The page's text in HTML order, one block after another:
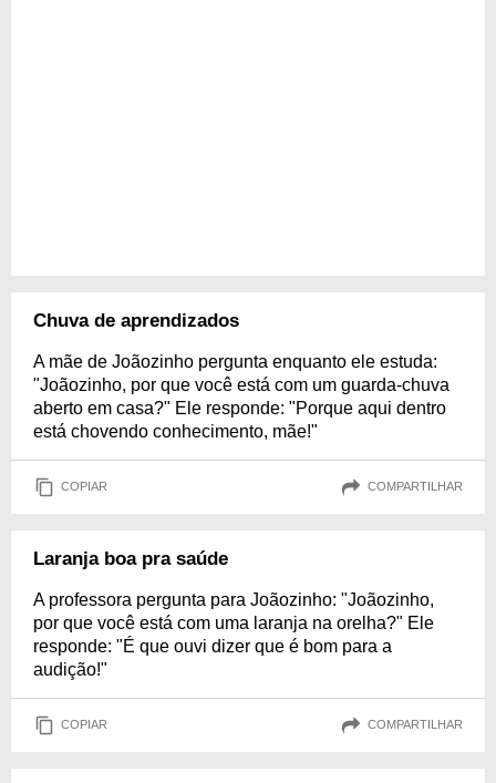
Chuva de aprendizados
A mãe de Joãozinho pergunta enquanto ele estuda:
"Joãozinho, por que você está com um guarda-chuva
aberto em casa?" Ele responde: "Porque aqui dentro
está chovendo conhecimento, mãe!"
COPIAR COMPARTILHAR
Laranja boa pra saúde
A professora pergunta para Joãozinho: "Joãozinho,
por que você está com uma laranja na orelha?" Ele
responde: "É que ouvi dizer que é bom para a
audição!"
COPIAR COMPARTILHAR